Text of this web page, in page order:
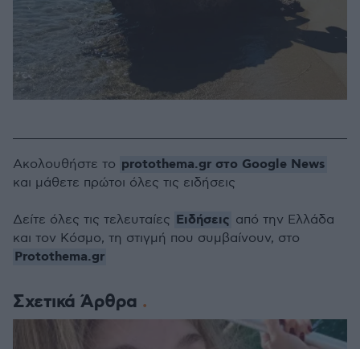
Σχετικά Άρθρα
Ακολουθήστε το protothema.gr στο Google News
και μάθετε πρώτοι όλες τις ειδήσεις
Δείτε όλες τις τελευταίες Ειδήσεις από την Ελλάδα
και τον Κόσμο, τη στιγμή που συμβαίνουν, στο
Protothema.gr